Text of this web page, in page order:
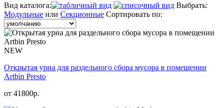
Вид каталога:
Выбрать:
Модульные или Секционные Сортировать по:
NEW
Открытая урна для раздельного сбора мусора в помещении
Artbin Presto
от 41800р.